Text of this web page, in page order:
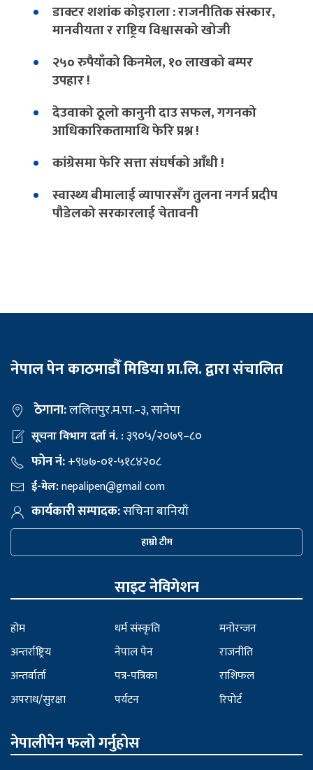
डाक्टर शशांक कोइराला : राजनीतिक संस्कार,
मानवीयता र राष्ट्रिय विश्वासको खोजी
२५० रुपैयाँको किनमेल, १० लाखको बम्पर
उपहार !
देउवाको ठूलो कानुनी दाउ सफल, गगनको
आधिकारिकतामाथि फेरि प्रश्न !
कांग्रेसमा फेरि सत्ता संघर्षको आँधी !
स्वास्थ्य बीमालाई व्यापारसँग तुलना नगर्न प्रदीप
पौडेलको सरकारलाई चेतावनी
नेपाल पेन काठमाडौँ मिडिया प्रा.लि. द्वारा संचालित
ठेगाना:ललितपुर.म.पा.–३, सानेपा
सूचना विभाग दर्ता नं. :३९०५/२०७९–८०
फोन नं:+९७७-०१-५१८४२०८
ई-मेल:nepalipen@gmail com
कार्यकारी सम्पादक:सचिना बानियाँ
हाम्रो टीम
साइट नेविगेशन
होम
अन्तर्राष्ट्रिय
अन्तर्वार्ता
अपराध/सुरक्षा
धर्म संस्कृति
नेपाल पेन
पत्र-पत्रिका
पर्यटन
मनोरन्जन
राजनीति
राशिफल
रिपोर्ट
नेपालीपेन फलो गर्नुहोस